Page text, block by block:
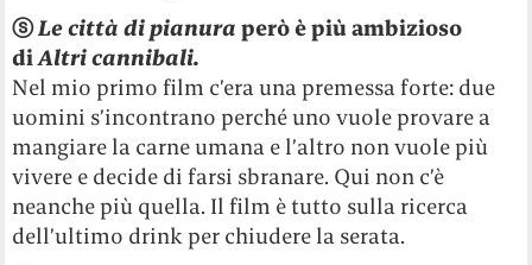
ⓢLe città di pianura però è più ambizioso
diAltri cannibali.
Nel mio primo film c’era una premessa forte: due
uomini s’incontrano perché uno vuole provare a
mangiare la carne umana e l’altro non vuole più
vivere e decide di farsi sbranare. Qui non c’è
neanche più quella. Il film è tutto sulla ricerca
dell’ultimo drink per chiudere la serata.